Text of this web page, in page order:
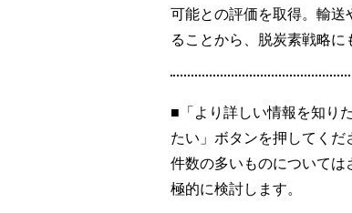
可能との評価を取得。輸
ることから、脱炭素戦略に
■「より詳しい情報を知り
たい」ボタンを押してくだ
件数の多いものについて
極的に検討します。